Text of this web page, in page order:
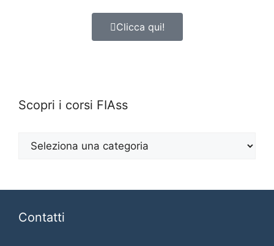
Clicca qui!
Scopri i corsi FIAss
Contatti